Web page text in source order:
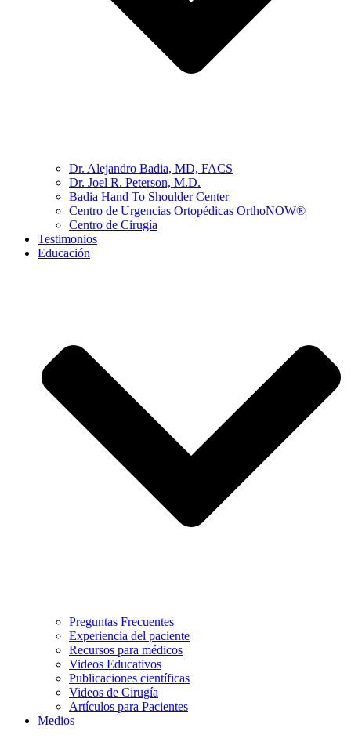
Dr. Alejandro Badia, MD, FACS
Dr. Joel R. Peterson, M.D.
Badia Hand To Shoulder Center
Centro de Urgencias Ortopédicas OrthoNOW®
Centro de Cirugía
Testimonios
Educación
Preguntas Frecuentes
Experiencia del paciente
Recursos para médicos
Videos Educativos
Publicaciones científicas
Videos de Cirugía
Artículos para Pacientes
Medios